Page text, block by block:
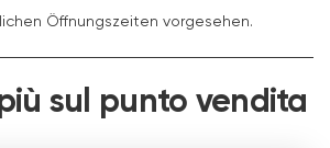
Öffnungszeiten vorgesehen.
sul punto vendita